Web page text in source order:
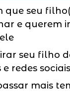
que seu
e querem
seu filho
redes sociais
mais